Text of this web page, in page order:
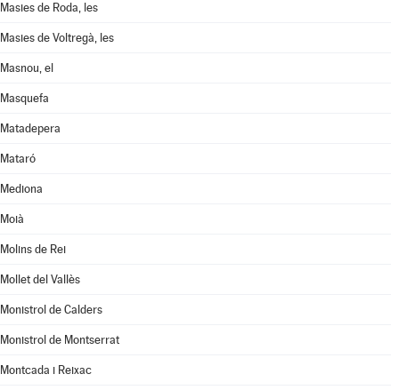
Masies de Roda, les
Masies de Voltregà, les
Masnou, el
Masquefa
Matadepera
Mataró
Mediona
Moià
Molins de Rei
Mollet del Vallès
Monistrol de Calders
Monistrol de Montserrat
Montcada i Reixac